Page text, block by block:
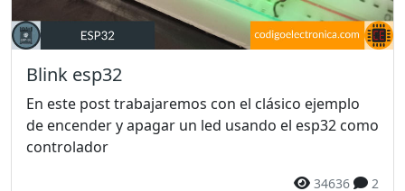
Blink esp32
En este post trabajaremos con el clásico ejemplo
de encender y apagar un led usando el esp32 como
controlador
34636 2